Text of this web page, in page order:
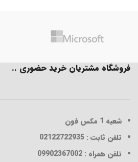
فروشگاه مشتریان خرید حضوری ..
شعبه 1
مکس فون
تلفن ثابت : 02122722935
تلفن همراه : 09902367002